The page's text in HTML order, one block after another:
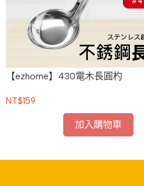
【ezhome】430電木長圓杓
NT$159
加入購物車